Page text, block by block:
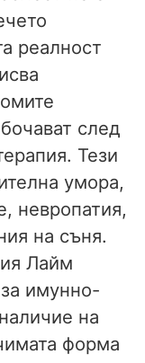
реалност
след
Тези
умора,
невропатия,
на съня.
Лайм
имунно-
на
форма